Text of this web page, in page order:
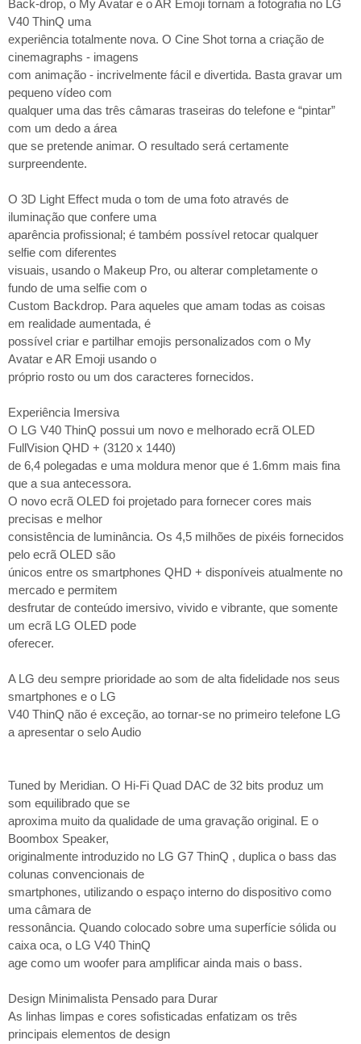
Back-drop, o My Avatar e o AR Emoji tornam a fotografia no LG
V40 ThinQ uma
experiência totalmente nova. O Cine Shot torna a criação de
cinemagraphs - imagens
com animação - incrivelmente fácil e divertida. Basta gravar um
pequeno vídeo com
qualquer uma das três câmaras traseiras do telefone e “pintar”
com um dedo a área
que se pretende animar. O resultado será certamente
surpreendente.
O 3D Light Effect muda o tom de uma foto através de
iluminação que confere uma
aparência profissional; é também possível retocar qualquer
selfie com diferentes
visuais, usando o Makeup Pro, ou alterar completamente o
fundo de uma selfie com o
Custom Backdrop. Para aqueles que amam todas as coisas
em realidade aumentada, é
possível criar e partilhar emojis personalizados com o My
Avatar e AR Emoji usando o
próprio rosto ou um dos caracteres fornecidos.
Experiência Imersiva
O LG V40 ThinQ possui um novo e melhorado ecrã OLED
FullVision QHD + (3120 x 1440)
de 6,4 polegadas e uma moldura menor que é 1.6mm mais fina
que a sua antecessora.
O novo ecrã OLED foi projetado para fornecer cores mais
precisas e melhor
consistência de luminância. Os 4,5 milhões de pixéis fornecidos
pelo ecrã OLED são
únicos entre os smartphones QHD + disponíveis atualmente no
mercado e permitem
desfrutar de conteúdo imersivo, vivido e vibrante, que somente
um ecrã LG OLED pode
oferecer.
A LG deu sempre prioridade ao som de alta fidelidade nos seus
smartphones e o LG
V40 ThinQ não é exceção, ao tornar-se no primeiro telefone LG
a apresentar o selo Audio
Tuned by Meridian. O Hi-Fi Quad DAC de 32 bits produz um
som equilibrado que se
aproxima muito da qualidade de uma gravação original. E o
Boombox Speaker,
originalmente introduzido no LG G7 ThinQ , duplica o bass das
colunas convencionais de
smartphones, utilizando o espaço interno do dispositivo como
uma câmara de
ressonância. Quando colocado sobre uma superfície sólida ou
caixa oca, o LG V40 ThinQ
age como um woofer para amplificar ainda mais o bass.
Design Minimalista Pensado para Durar
As linhas limpas e cores sofisticadas enfatizam os três
principais elementos de design